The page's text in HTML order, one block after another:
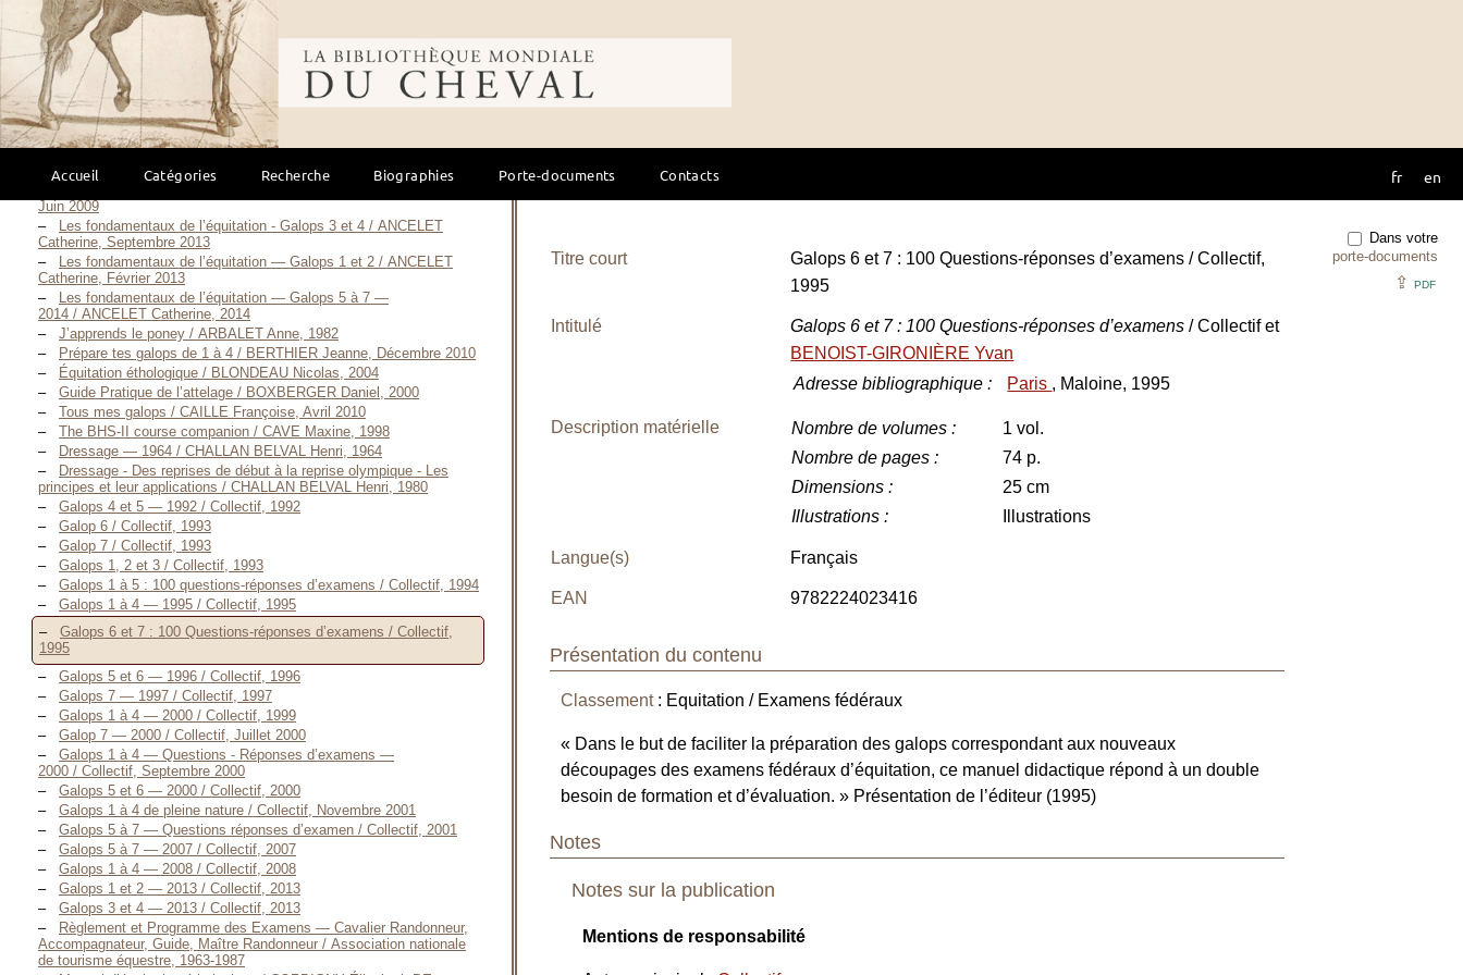
Bibliothèque mondiale du cheval
Accueil Catégories Recherche Biographies Porte-documents Contacts fr en
Description scientifique
Examens Fédéraux (139)
Les fondamentaux de l’équitation — Galops 1 à 4 / ANCELET
Catherine, Novembre 2006
2008 / ANCELET Catherine, 2008
Juin 2009
Les fondamentaux de l’équitation - Galops 3 et 4 / ANCELET
Catherine, Septembre 2013
Les fondamentaux de l’équitation — Galops 1 et 2 / ANCELET
Catherine, Février 2013
Les fondamentaux de l’équitation — Galops 5 à 7 —
2014 / ANCELET Catherine, 2014
J’apprends le poney / ARBALET Anne, 1982
Prépare tes galops de 1 à 4 / BERTHIER Jeanne, Décembre 2010
Équitation éthologique / BLONDEAU Nicolas, 2004
Guide Pratique de l’attelage / BOXBERGER Daniel, 2000
Tous mes galops / CAILLE Françoise, Avril 2010
The BHS-II course companion / CAVE Maxine, 1998
Dressage — 1964 / CHALLAN BELVAL Henri, 1964
Dressage - Des reprises de début à la reprise olympique - Les
principes et leur applications / CHALLAN BELVAL Henri, 1980
Galops 4 et 5 — 1992 / Collectif, 1992
Galop 6 / Collectif, 1993
Galop 7 / Collectif, 1993
Galops 1, 2 et 3 / Collectif, 1993
Galops 1 à 5 : 100 questions-réponses d’examens / Collectif, 1994
Galops 1 à 4 — 1995 / Collectif, 1995
Galops 6 et 7 : 100 Questions-réponses d’examens / Collectif,
1995
Galops 5 et 6 — 1996 / Collectif, 1996
Galops 7 — 1997 / Collectif, 1997
Galops 1 à 4 — 2000 / Collectif, 1999
Galop 7 — 2000 / Collectif, Juillet 2000
Galops 1 à 4 — Questions - Réponses d’examens —
2000 / Collectif, Septembre 2000
Galops 5 et 6 — 2000 / Collectif, 2000
Galops 1 à 4 de pleine nature / Collectif, Novembre 2001
Galops 5 à 7 — Questions réponses d’examen / Collectif, 2001
Galops 5 à 7 — 2007 / Collectif, 2007
Galops 1 à 4 — 2008 / Collectif, 2008
Galops 1 et 2 — 2013 / Collectif, 2013
Galops 3 et 4 — 2013 / Collectif, 2013
Règlement et Programme des Examens — Cavalier Randonneur,
Accompagnateur, Guide, Maître Randonneur / Association nationale
de tourisme équestre, 1963-1987
Dans votre
porte-documents
⇪ PDF
Titre court
Galops 6 et 7 : 100 Questions-réponses d’examens / Collectif,
1995
Intitulé Galops 6 et 7 : 100 Questions-réponses d’examens/ Collectif et
BENOIST-GIRONIÈRE Yvan
Adresse bibliographique : Paris , Maloine, 1995
Description matérielle Nombre de volumes :
1 vol.
Nombre de pages :
74 p.
Dimensions :
25 cm
Illustrations : Illustrations
Langue(s) Français
EAN 9782224023416
Présentation du contenu
Classement: Equitation / Examens fédéraux
« Dans le but de faciliter la préparation des galops correspondant aux nouveaux
découpages des examens fédéraux d’équitation, ce manuel didactique répond à un double
besoin de formation et d’évaluation. » Présentation de l’éditeur (1995)
Notes
Notes sur la publication
Mentions de responsabilité